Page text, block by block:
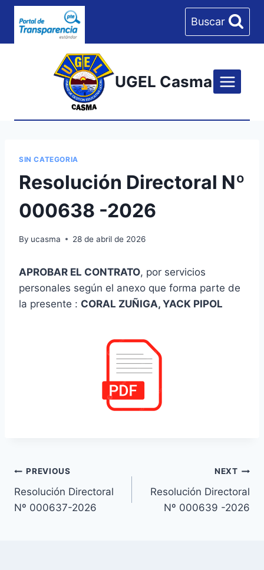
Skip
Buscar
UGEL Casma
SIN CATEGORIA
Resolución Directoral Nº
000638 -2026
By ucasma 28 de abril de 2026
APROBAR EL CONTRATO, por servicios
personales según el anexo que forma parte de
la presente : CORAL ZUÑIGA, YACK PIPOL
Navegación
de
PREVIOUS
Resolución Directoral
Nº 000637-2026
NEXT
Resolución Directoral
Nº 000639 -2026